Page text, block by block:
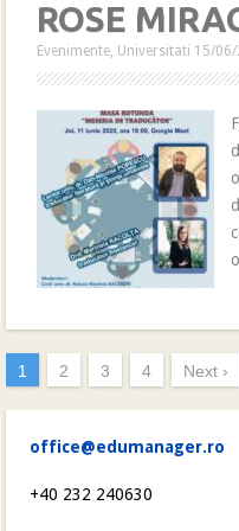
ROSE
Evenimente, Universitati 15/06/
1 2 3 4 Next ›
office@edumanager.ro
+40 232 240630